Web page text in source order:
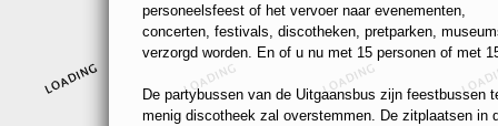
personeelsfeest of het vervoer naar evenementen,
concerten, festivals, discotheken, pretparken,
verzorgd worden. En of u nu met 15 personen of met
De partybussen van de Uitgaansbus zijn feestbussen
menig discotheek zal overstemmen. De zitplaatsen